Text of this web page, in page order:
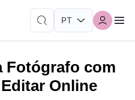
Fotógrafo com
Online